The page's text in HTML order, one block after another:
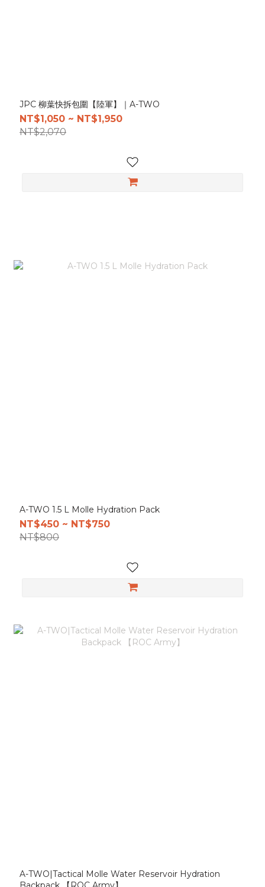
JPC 柳葉快拆包圍【陸軍】｜A-TWO
NT$1,050 ~ NT$1,950
NT$2,070
A-TWO 1.5 L Molle Hydration Pack
NT$450 ~ NT$750
NT$800
A-TWO|Tactical Molle Water Reservoir Hydration